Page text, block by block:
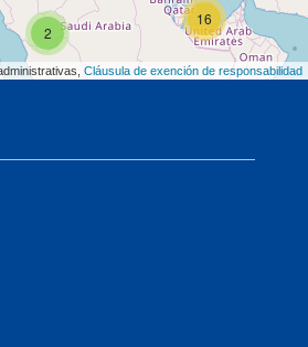
2
16
Cláusula de exención de responsabilidad